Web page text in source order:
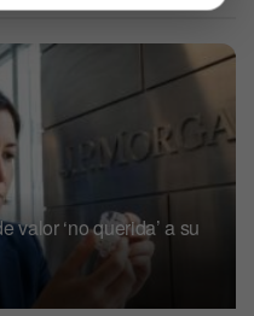
valor ‘no querida’ a su